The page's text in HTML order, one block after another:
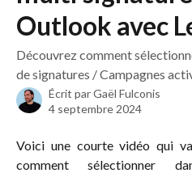
Outlook avec
Découvrez comment
de signatures / Campagnes
Écrit parGaël Fulconis
4 septembre 2024
Voici une courte vidéo qui
comment sélectionner